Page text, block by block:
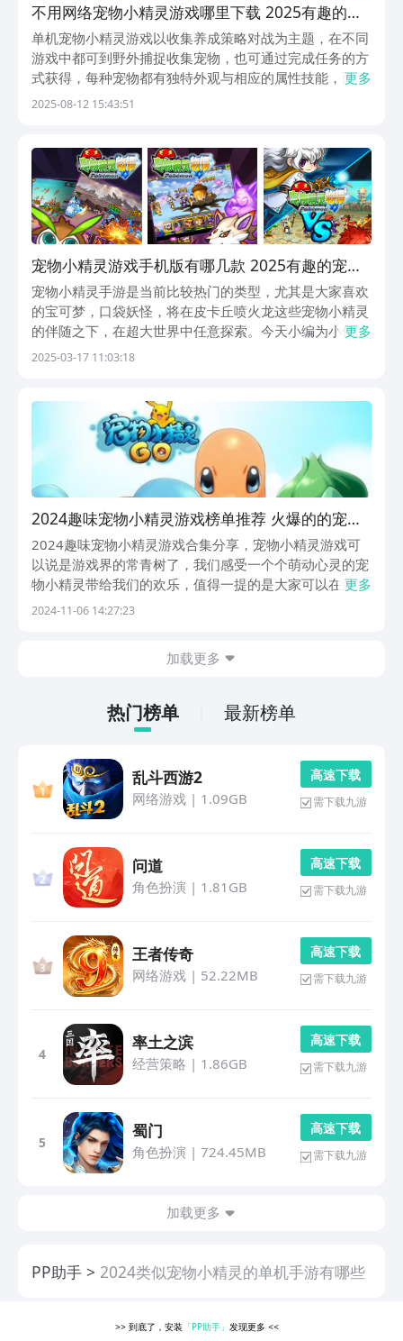
不用网络宠物小精灵游戏哪里下载 2025有趣的宠
物精灵单机游戏手机版排名
单机宠物小精灵游戏以收集养成策略对战为主题，在不同
游戏中都可到野外捕捉收集宠物，也可通过完成任务的方
式获得，每种宠物都有独特外观与相应的属性技能，而宠
物的捕捉效率会受到天气时间的影响。单机宠物小精灵游
态...
更多
2025-08-12 15:43:51
宠物小精灵游戏手机版有哪几款 2025有趣的宠物
小精灵手游介绍
宠物小精灵手游是当前比较热门的类型，尤其是大家喜欢
的宝可梦，口袋妖怪，将在皮卡丘喷火龙这些宠物小精灵
的伴随之下，在超大世界中任意探索。今天小编为小伙伴
们总结多款以宠物精灵为主题的热门手游，有创新玩法与
也...
更多
2025-03-17 11:03:18
2024趣味宠物小精灵游戏榜单推荐 火爆的的宠物
小精灵游戏手机版有哪几款
2024趣味宠物小精灵游戏合集分享，宠物小精灵游戏可
以说是游戏界的常青树了，我们感受一个个萌动心灵的宠
物小精灵带给我们的欢乐，值得一提的是大家可以在游戏
里设置宠物跟随玩法，这样我们不论走到哪里都能与心爱
更多
2024-11-06 14:27:23
加载更多
热门榜单 最新榜单
乱斗西游2
网络游戏| 1.09GB
高 速 下 载
需下载九游
问道
角色扮演 | 1.81GB
高 速 下 载
需下载九游
王者传奇
网络游戏| 52.22MB
高 速 下 载
需下载九游
4
率土之滨
经营策略 | 1.86GB
高 速 下 载
需下载九游
5
蜀门
角色扮演 | 724.45MB
高 速 下 载
需下载九游
加载更多
PP助手 2024类似宠物小精灵的单机手游有哪些
>> 到底了，安装 「PP助手」 发现更多<<